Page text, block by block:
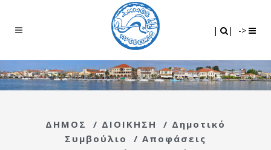
| | ->
ΔΗΜΟΣ / ΔΙΟΙΚΗΣΗ / Δημοτικό
Συμβούλιο
/ Αποφάσεις